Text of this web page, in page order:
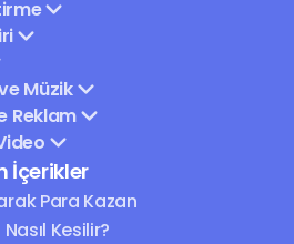
Müzik
Reklam
İçerikler
Para Kazan
Kesilir?